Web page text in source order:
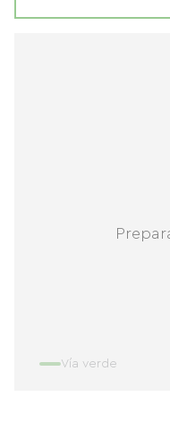
Vía verde